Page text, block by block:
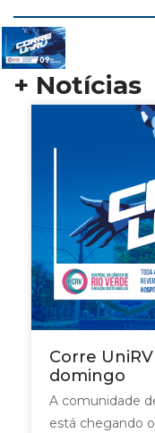
+ Notícias
Corre
domingo
A comunidade
está chegando